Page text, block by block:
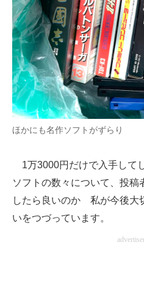
ほかにも名作ソフトがずらり
1万3000円だけで入手して
ソフトの数々について、投稿
したら良いのか 私が今後大
いをつづっています。